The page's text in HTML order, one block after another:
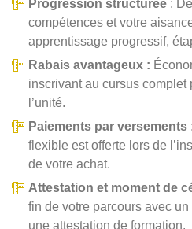
Progression structurée :
compétences et votre
apprentissage progressif,
Rabais avantageux :
inscrivant au cursus complet
l’unité.
Paiements par versements
flexible est offerte lors de
de votre achat.
Attestation et moment de
fin de votre parcours avec
une attestation de formation.